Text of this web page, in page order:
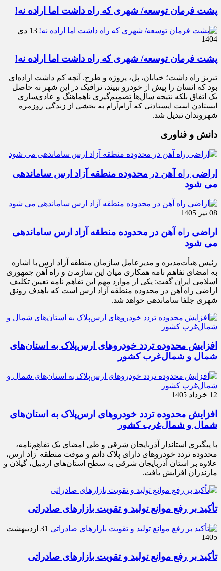
پشت فرمان توسعه/ شهری که راه داشت اما اراده نه!
13 دی
1404
پشت فرمان توسعه/ شهری که راه داشت اما اراده نه!
تبریز راه داشت؛ خیابان، پل، پروژه و طرح. آنچه کم داشت اراده‌ای
بود که انسان را پیش از خودرو ببیند، ترافیک در این شهر نه حاصل
یک اتفاق بلکه نتیجه سال‌ها تصمیم‌گیری ناهماهنگ و عادی‌سازی
ایستادن است ایستادنی که آرام‌آرام به بخشی از زندگی روزمره
شهروندان تبدیل شد.
دانش و فناوری
اراضی راه آهن در محدوده منطقه آزاد ارس ساماندهی
می شود
08 تیر 1405
اراضی راه آهن در محدوده منطقه آزاد ارس ساماندهی
می شود
رئیس هیأت‌مدیره و مدیرعامل سازمان منطقه آزاد ارس با اشاره
به امضای تفاهم نامه همکاری میان این سازمان و راه آهن جمهوری
اسلامی ایران گفت: یکی از موارد مهم این تفاهم نامه تعیین تکلیف
اراضی راه آهن در محدوده منطقه آزاد ارس است که باهدف رونق
شهری جلفا ساماندهی خواهد شد.
افزایش محدوده تردد خودروهای ارس‌پلاک به استان‌های
شمال و شمال‌غرب کشور
12 خرداد 1405
افزایش محدوده تردد خودروهای ارس‌پلاک به استان‌های
شمال و شمال‌غرب کشور
با پیگیری استاندار آذربایجان شرقی و طی امضای یک تفاهم‌نامه،
محدوده تردد خودروهای دارای پلاک دائم و موقت منطقه آزاد ارس،
علاوه بر استان آذربایجان شرقی به سطح استان‌های اردبیل، گیلان و
مازندران افزایش یافت.
تأکید بر رفع موانع تولید و تقویت بازارهای صادراتی
31 اردیبهشت
1405
تأکید بر رفع موانع تولید و تقویت بازارهای صادراتی